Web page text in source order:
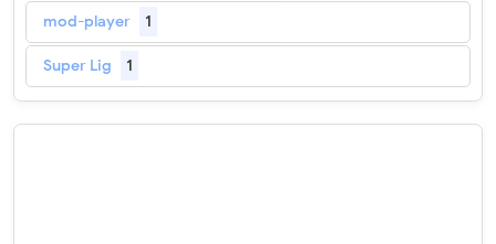
mod-player 1
Super Lig 1